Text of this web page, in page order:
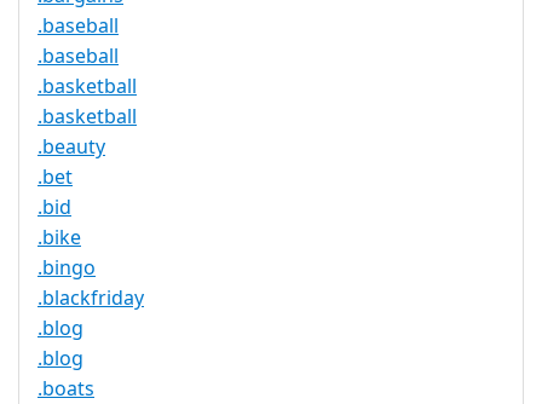
.baseball
.baseball
.basketball
.basketball
.beauty
.bet
.bid
.bike
.bingo
.blackfriday
.blog
.blog
.boats